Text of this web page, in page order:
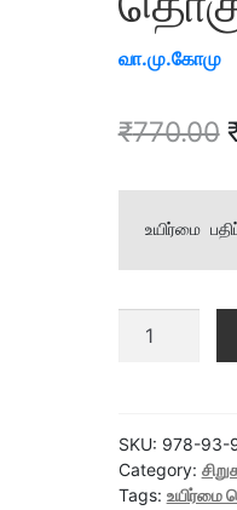
வா.மு.கோமு
₹770.00
உயிர்மை
வா.மு.கோமு
(60
கதைகள்)
quantity
SKU: 978-93-
Category:
Tags: உயிர்மை